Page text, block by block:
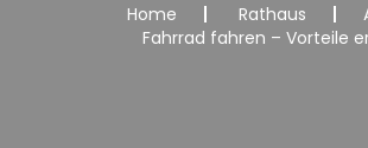
Home Rathaus
Fahrrad fahren – Vorteile